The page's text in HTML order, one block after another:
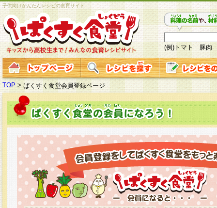
子供向けかんたんレシピの食育サイト
(例)トマト 豚肉
TOP > ぱくすく食堂会員登録ページ